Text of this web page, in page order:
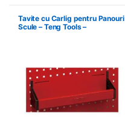
Tavite cu Carlig pentru Panouri
Scule – Teng Tools –